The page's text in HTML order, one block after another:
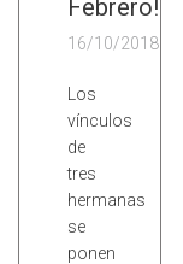
Febrero!
16/10/2018
Los
vínculos
de
tres
hermanas
se
ponen